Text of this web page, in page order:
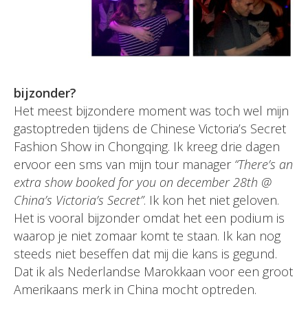
bijzonder?
Het meest bijzondere moment was toch wel mijn
gastoptreden tijdens de Chinese Victoria’s Secret
Fashion Show in Chongqing. Ik kreeg drie dagen
ervoor een sms van mijn tour manager “There’s an
extra show booked for you on december 28th @
China’s Victoria’s Secret”. Ik kon het niet geloven.
Het is vooral bijzonder omdat het een podium is
waarop je niet zomaar komt te staan. Ik kan nog
steeds niet beseffen dat mij die kans is gegund.
Dat ik als Nederlandse Marokkaan voor een groot
Amerikaans merk in China mocht optreden.